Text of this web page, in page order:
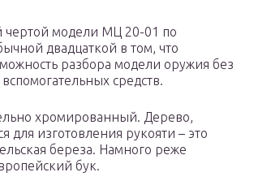
чертой модели МЦ 20-01 по
двадцаткой в том, что
разбора модели оружия без
средств.
хромированный. Дерево,
для изготовления рукояти – это
береза. Намного реже
бук.